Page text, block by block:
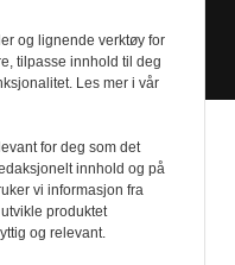
- Powered by
og lignende verktøy for
tilpasse innhold til deg
Les mer i vår
for deg som det
innhold og på
vi informasjon fra
produktet
og relevant.